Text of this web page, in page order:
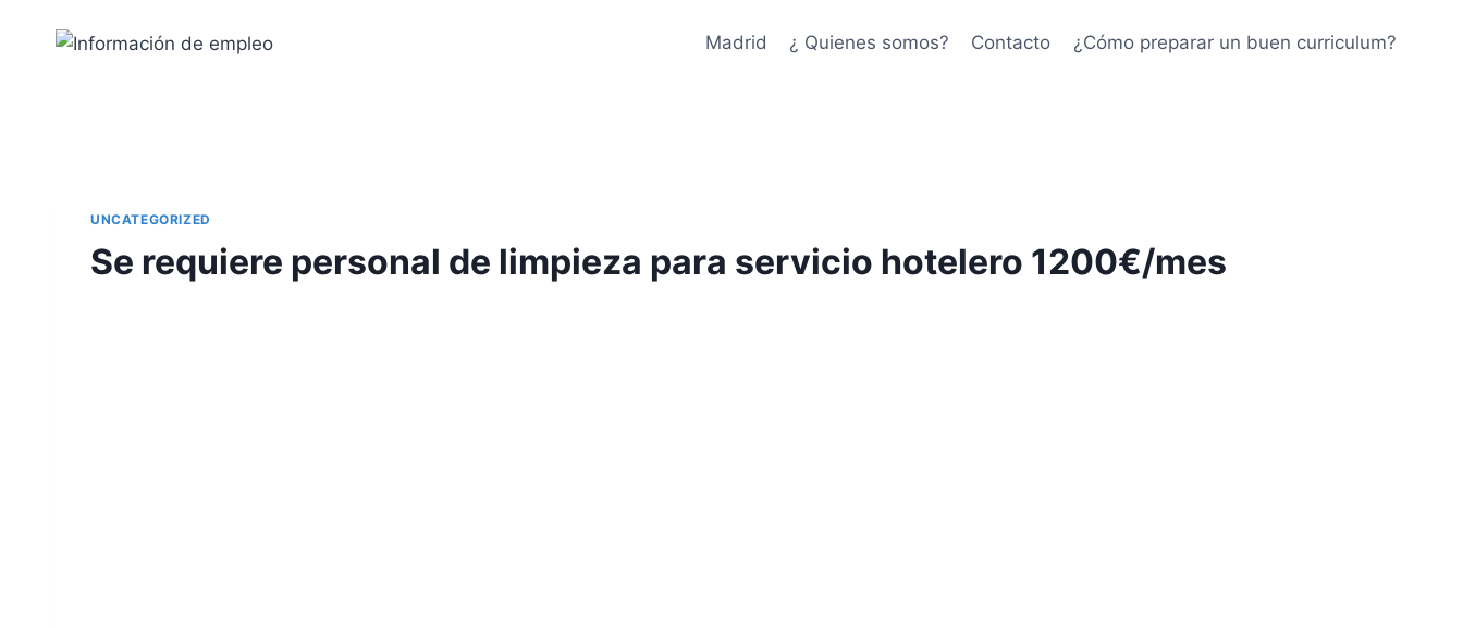
Madrid ¿ Quienes somos? Contacto ¿Cómo preparar un buen curriculum?
UNCATEGORIZED
Se requiere personal de limpieza para servicio hotelero 1200€/mes